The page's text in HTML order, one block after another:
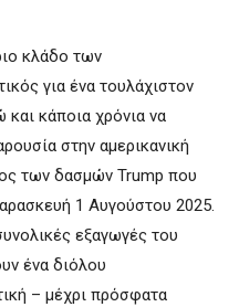
κλάδο των
για ένα τουλάχιστον
κάποια χρόνια να
στην αμερικανική
των δασμών Trump που
1 Αυγούστου 2025.
εξαγωγές του
ένα διόλου
– μέχρι πρόσφατα